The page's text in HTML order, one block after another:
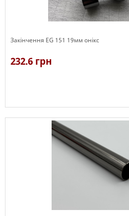
Закінчення EG 151 19мм онікс
232.6 грн